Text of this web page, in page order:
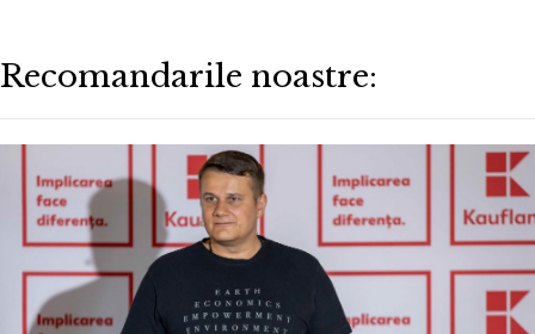
Recomandarile noastre: